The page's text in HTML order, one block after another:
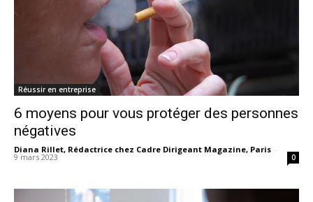
Réussir en entreprise
6 moyens pour vous protéger des personnes
négatives
Diana Rillet, Rédactrice chez Cadre Dirigeant Magazine, Paris -
9 mars 2023 0